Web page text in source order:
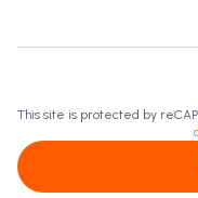
This site is protected by